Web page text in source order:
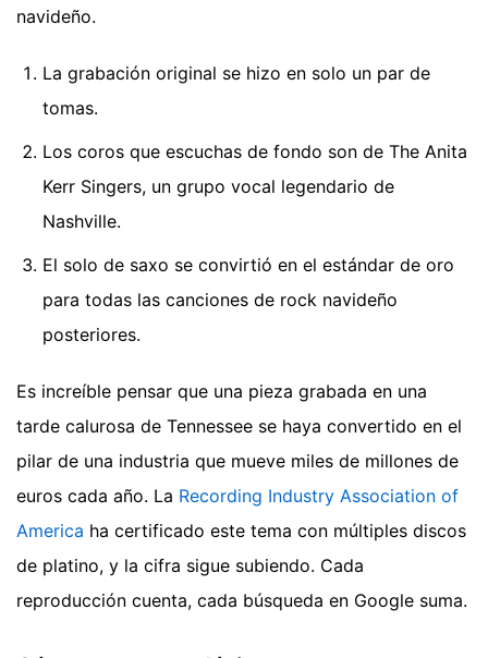
navideño.
La grabación original se hizo en solo un par de
tomas.
Los coros que escuchas de fondo son de The Anita
Kerr Singers, un grupo vocal legendario de
Nashville.
El solo de saxo se convirtió en el estándar de oro
para todas las canciones de rock navideño
posteriores.
Es increíble pensar que una pieza grabada en una
tarde calurosa de Tennessee se haya convertido en el
pilar de una industria que mueve miles de millones de
euros cada año. La Recording Industry Association of
America ha certificado este tema con múltiples discos
de platino, y la cifra sigue subiendo. Cada
reproducción cuenta, cada búsqueda en Google suma.